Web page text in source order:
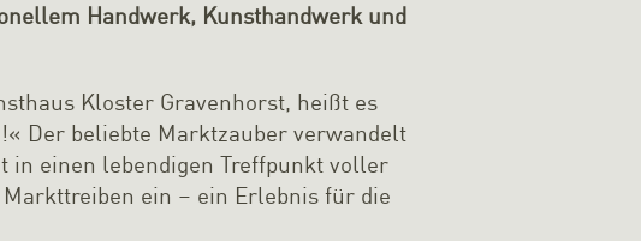
Handwerk, Kunsthandwerk und
Kloster Gravenhorst, heißt es
Der beliebte Marktzauber verwandelt
in einen lebendigen Treffpunkt voller
ein – ein Erlebnis für die